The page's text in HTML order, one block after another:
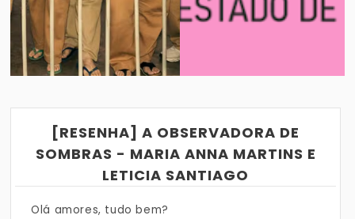
[RESENHA] A OBSERVADORA DE
SOMBRAS - MARIA ANNA MARTINS E
LETICIA SANTIAGO
Olá amores, tudo bem?